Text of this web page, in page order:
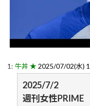
1: 牛丼 ★ 2025/07/02(水)
2025/7/2
週刊女性PRIME